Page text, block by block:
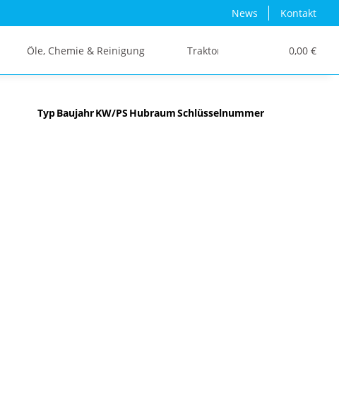
News Kontakt
0,00 €
Öle, Chemie & Reinigung Traktor/Schlepper/LKW
TypBaujahrKW/PS HubraumSchlüsselnummer